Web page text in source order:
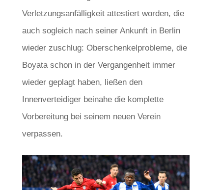
Verletzungsanfälligkeit attestiert worden, die
auch sogleich nach seiner Ankunft in Berlin
wieder zuschlug: Oberschenkelprobleme, die
Boyata schon in der Vergangenheit immer
wieder geplagt haben, ließen den
Innenverteidiger beinahe die komplette
Vorbereitung bei seinem neuen Verein
verpassen.